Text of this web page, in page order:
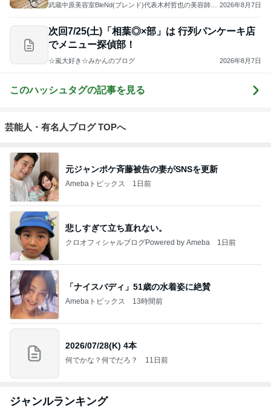
武蔵中原美容室BleNd(ブレンド)代表木村哲也の美容師に
2026年8月7日
次回7/25(土)「相葉◎×部」は 行列パンケーキ店
でメニュー探偵部！
☆嵐大好き☆みかんのブログ 2026年8月7日
このハッシュタグの記事を見る
芸能人・有名人ブログ TOPへ
元ジャンポケ斉藤被告の妻がSNSを更新
Amebaトピックス 1日前
悲しすぎて立ち直れない。
クロオフィシャルブログPowered by Ameba 1日前
「ナイスバディ」51歳の水着姿に絶賛
Amebaトピックス 13時間前
2026/07/28(K) 4本
何でかな？何でだろ？ 11日前
ジャンルランキング